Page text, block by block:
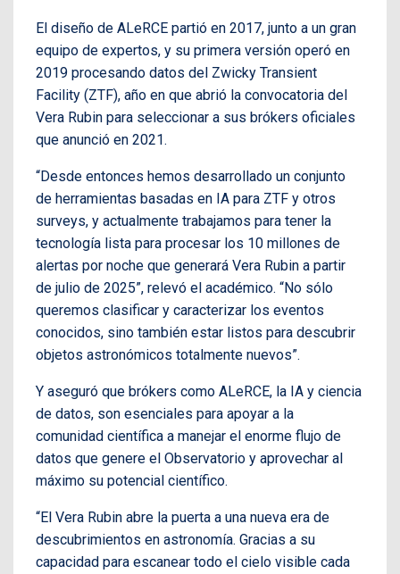
El diseño de ALeRCE partió en 2017, junto a un gran
equipo de expertos, y su primera versión operó en
2019 procesando datos del Zwicky Transient
Facility (ZTF), año en que abrió la convocatoria del
Vera Rubin para seleccionar a sus brókers oficiales
que anunció en 2021.
“Desde entonces hemos desarrollado un conjunto
de herramientas basadas en IA para ZTF y otros
surveys, y actualmente trabajamos para tener la
tecnología lista para procesar los 10 millones de
alertas por noche que generará Vera Rubin a partir
de julio de 2025”, relevó el académico. “No sólo
queremos clasificar y caracterizar los eventos
conocidos, sino también estar listos para descubrir
objetos astronómicos totalmente nuevos”.
Y aseguró que brókers como ALeRCE, la IA y ciencia
de datos, son esenciales para apoyar a la
comunidad científica a manejar el enorme flujo de
datos que genere el Observatorio y aprovechar al
máximo su potencial científico.
“El Vera Rubin abre la puerta a una nueva era de
descubrimientos en astronomía. Gracias a su
capacidad para escanear todo el cielo visible cada